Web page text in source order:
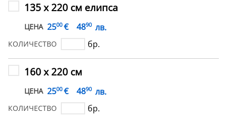
135 х 220 см елипса
ЦЕНА 2500 € 4890 лв.
КОЛИЧЕСТВО бр.
160 х 220 см
ЦЕНА 2500 € 4890 лв.
КОЛИЧЕСТВО бр.